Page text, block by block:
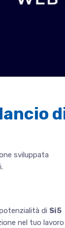
sviluppata
di Si5
nel tuo lavoro